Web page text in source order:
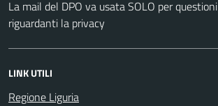
La mail del DPO va usata SOLO per questioni
riguardanti la privacy
LINK UTILI
Regione Liguria